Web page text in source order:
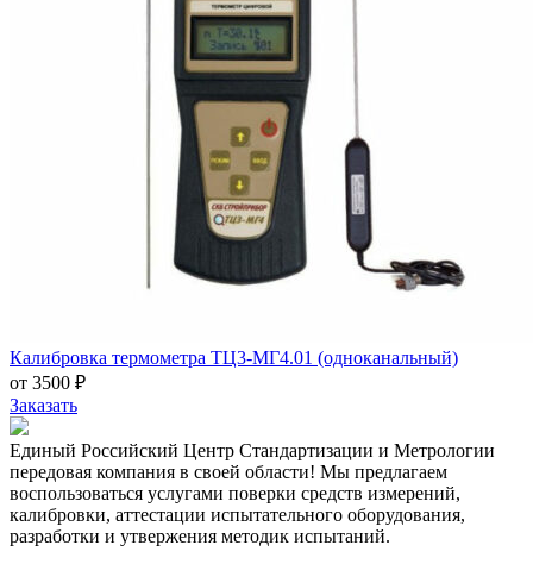
Калибровка термометра ТЦ3-МГ4.01 (одноканальный)
от 3500 ₽
Заказать
Единый Российский Центр Стандартизации и Метрологии
передовая компания в своей области! Мы предлагаем
воспользоваться услугами поверки средств измерений,
калибровки, аттестации испытательного оборудования,
разработки и утвержения методик испытаний.